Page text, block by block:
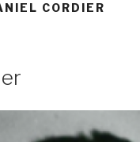
CORDIER